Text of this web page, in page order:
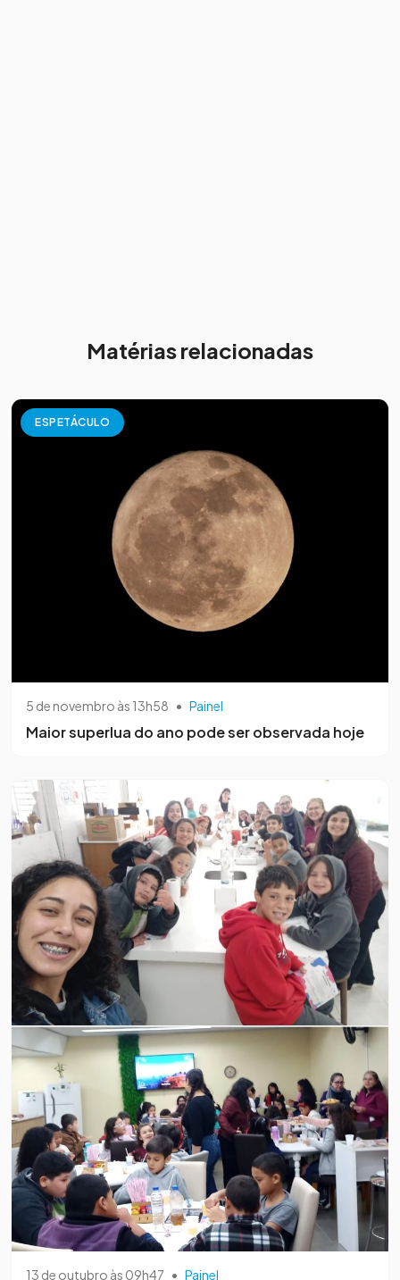
Matérias relacionadas
ESPETÁCULO
5 de novembro às 13h58 • Painel
Maior superlua do ano pode ser observada hoje
13 de outubro às 09h47 • Painel